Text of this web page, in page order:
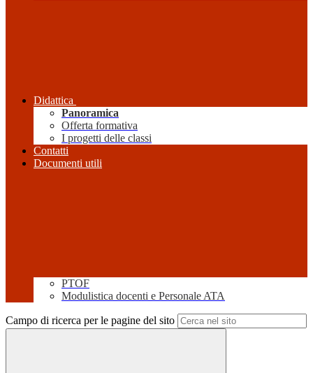
Didattica
Panoramica
Offerta formativa
I progetti delle classi
Contatti
Documenti utili
PTOF
Modulistica docenti e Personale ATA
Campo di ricerca per le pagine del sito